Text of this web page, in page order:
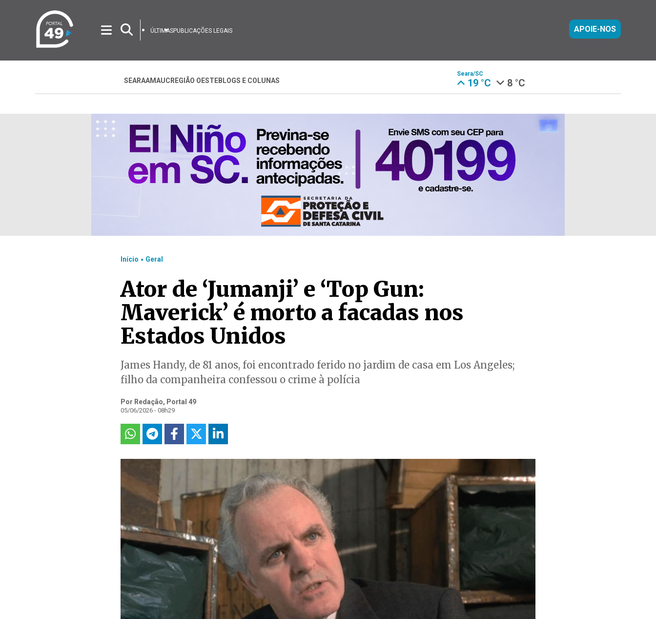
ÚLTIMASPUBLICAÇÕES LEGAIS APOIE-NOS
SEARAAMAUC REGIÃO OESTEBLOGS E COLUNAS
Seara/SC
19 °C 8 °C
Início . Geral
Ator de ‘Jumanji’ e ‘Top Gun:
Maverick’ é morto a facadas nos
Estados Unidos
James Handy, de 81 anos, foi encontrado ferido no jardim de casa em Los Angeles;
filho da companheira confessou o crime à polícia
Por Redação, Portal 49
05/06/2026 - 08h29